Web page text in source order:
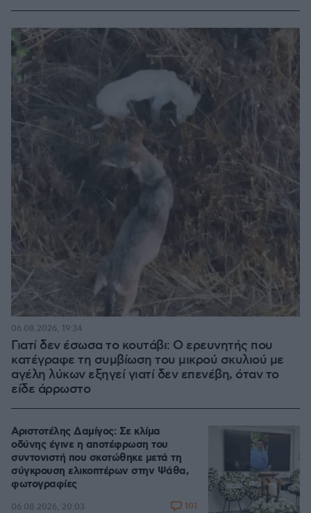
Γιατί δεν έσωσα το κουτάβι: Ο ερευνητής που
κατέγραφε τη συμβίωση του μικρού σκυλιού με
αγέλη λύκων εξηγεί γιατί δεν επενέβη, όταν το
είδε άρρωστο
06.08.2026, 19:34
Αριστοτέλης Δαμίγος: Σε κλίμα
οδύνης έγινε η αποτέφρωση του
συντονιστή που σκοτώθηκε μετά τη
σύγκρουση ελικοπτέρων στην Ψάθα,
φωτογραφίες
06.08.2026, 20:03 101